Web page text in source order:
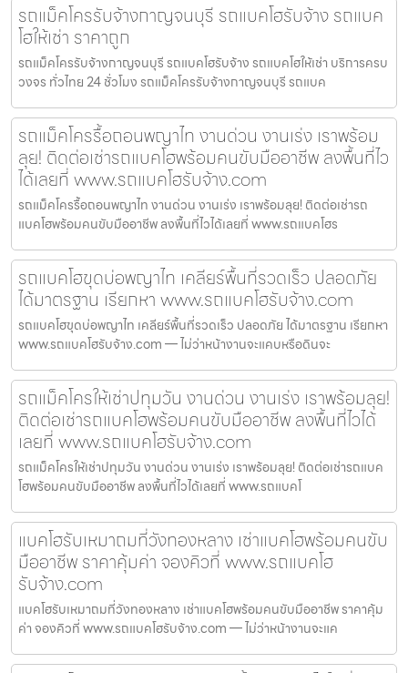
รถแม็คโครรับจ้างกาญจนบุรี รถแบคโฮรับจ้าง รถแบค
โฮให้เช่า ราคาถูก
รถแม็คโครรับจ้างกาญจนบุรี รถแบคโฮรับจ้าง รถแบคโฮให้เช่า บริการครบ
วงจร ทั่วไทย 24 ชั่วโมง รถแม็คโครรับจ้างกาญจนบุรี รถแบค
รถแม็คโครรื้อถอนพญาไท งานด่วน งานเร่ง เราพร้อม
ลุย! ติดต่อเช่ารถแบคโฮพร้อมคนขับมืออาชีพ ลงพื้นที่ไว
ได้เลยที่ www.รถแบคโฮรับจ้าง.com
รถแม็คโครรื้อถอนพญาไท งานด่วน งานเร่ง เราพร้อมลุย! ติดต่อเช่ารถ
แบคโฮพร้อมคนขับมืออาชีพ ลงพื้นที่ไวได้เลยที่ www.รถแบคโฮร
รถแบคโฮขุดบ่อพญาไท เคลียร์พื้นที่รวดเร็ว ปลอดภัย
ได้มาตรฐาน เรียกหา www.รถแบคโฮรับจ้าง.com
รถแบคโฮขุดบ่อพญาไท เคลียร์พื้นที่รวดเร็ว ปลอดภัย ได้มาตรฐาน เรียกหา
www.รถแบคโฮรับจ้าง.com — ไม่ว่าหน้างานจะแคบหรือดินจะ
รถแม็คโครให้เช่าปทุมวัน งานด่วน งานเร่ง เราพร้อมลุย!
ติดต่อเช่ารถแบคโฮพร้อมคนขับมืออาชีพ ลงพื้นที่ไวได้
เลยที่ www.รถแบคโฮรับจ้าง.com
รถแม็คโครให้เช่าปทุมวัน งานด่วน งานเร่ง เราพร้อมลุย! ติดต่อเช่ารถแบค
โฮพร้อมคนขับมืออาชีพ ลงพื้นที่ไวได้เลยที่ www.รถแบคโ
แบคโฮรับเหมาถมที่วังทองหลาง เช่าแบคโฮพร้อมคนขับ
มืออาชีพ ราคาคุ้มค่า จองคิวที่ www.รถแบคโฮ
รับจ้าง.com
แบคโฮรับเหมาถมที่วังทองหลาง เช่าแบคโฮพร้อมคนขับมืออาชีพ ราคาคุ้ม
ค่า จองคิวที่ www.รถแบคโฮรับจ้าง.com — ไม่ว่าหน้างานจะแค